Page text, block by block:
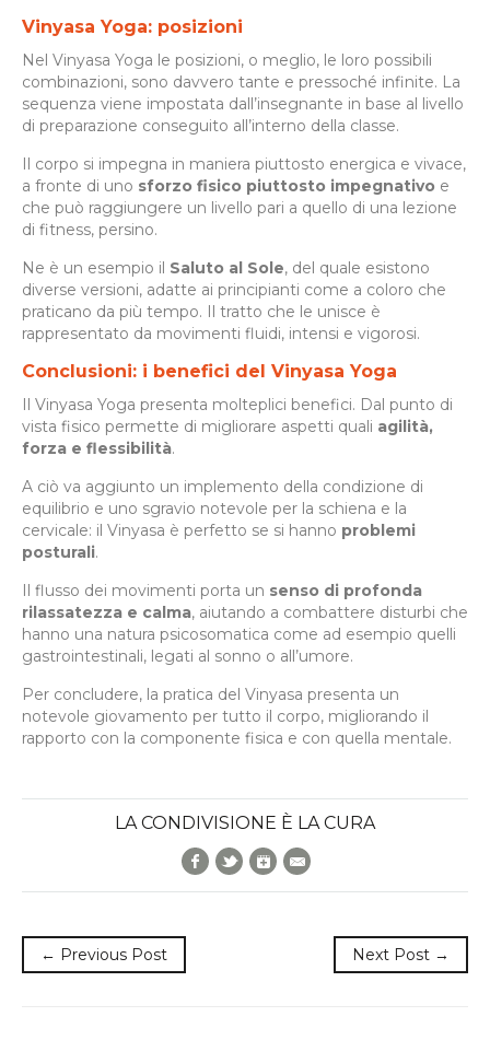
Vinyasa Yoga: posizioni
Nel Vinyasa Yoga le posizioni, o meglio, le loro possibili
combinazioni, sono davvero tante e pressoché infinite. La
sequenza viene impostata dall’insegnante in base al livello
di preparazione conseguito all’interno della classe.
Il corpo si impegna in maniera piuttosto energica e vivace,
a fronte di uno sforzo fisico piuttosto impegnativo e
che può raggiungere un livello pari a quello di una lezione
di fitness, persino.
Ne è un esempio il Saluto al Sole, del quale esistono
diverse versioni, adatte ai principianti come a coloro che
praticano da più tempo. Il tratto che le unisce è
rappresentato da movimenti fluidi, intensi e vigorosi.
Conclusioni: i benefici del Vinyasa Yoga
Il Vinyasa Yoga presenta molteplici benefici. Dal punto di
vista fisico permette di migliorare aspetti quali agilità,
forza e flessibilità.
A ciò va aggiunto un implemento della condizione di
equilibrio e uno sgravio notevole per la schiena e la
cervicale: il Vinyasa è perfetto se si hanno problemi
posturali.
Il flusso dei movimenti porta un senso di profonda
rilassatezza e calma, aiutando a combattere disturbi che
hanno una natura psicosomatica come ad esempio quelli
gastrointestinali, legati al sonno o all’umore.
Per concludere, la pratica del Vinyasa presenta un
notevole giovamento per tutto il corpo, migliorando il
rapporto con la componente fisica e con quella mentale.
LA CONDIVISIONE È LA CURA
Facebook
TwitterGoogle+
← Previous Post Next Post →